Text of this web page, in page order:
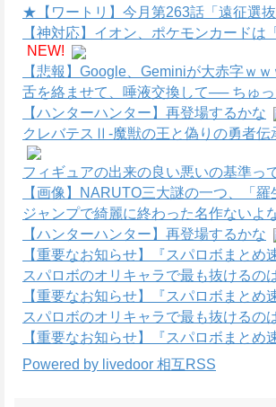
★【ワートリ】今月第263話「遠征選
【神対応】イオン、ポケモンカード
NEW!
【悲報】Google、Geminiが大赤字ｗ
舌を絡ませて、唾液交換して── ちゅ
【ハンターハンター】再登場するかな
クレバテスⅡ-魔獣の王と偽りの勇者伝
フィギュアの出来の良い悪いの基準っ
【画像】NARUTO三大謎の一つ、「
ジャンプで綺麗に終わった名作ないよ
【ハンターハンター】再登場するかな
【重要なお知らせ】『スパロボまと
スパロボのオリキャラで最も抜けるの
【重要なお知らせ】『スパロボまと
スパロボのオリキャラで最も抜けるの
【重要なお知らせ】『スパロボまと
Powered by livedoor 相互RSS